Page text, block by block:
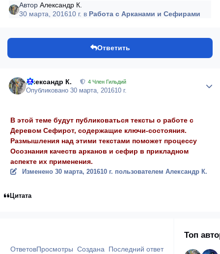
АвторАлександр К.
30 марта, 201610 г. в Работа с Арканами и Сефирами
Ответить
Александр К. 4 Член Гильдий
Опубликовано30 марта, 201610 г.
В этой теме будут публиковаться тексты о работе с
Деревом Сефирот, содержащие ключи-состояния.
Размышления над этими текстами поможет процессу
Осознания качеств арканов и сефир в прикладном
аспекте их применения.
Изменено 30 марта, 201610 г. пользователем Александр К.
Цитата
ОтветовПросмотры Создана Последний ответ
Топ